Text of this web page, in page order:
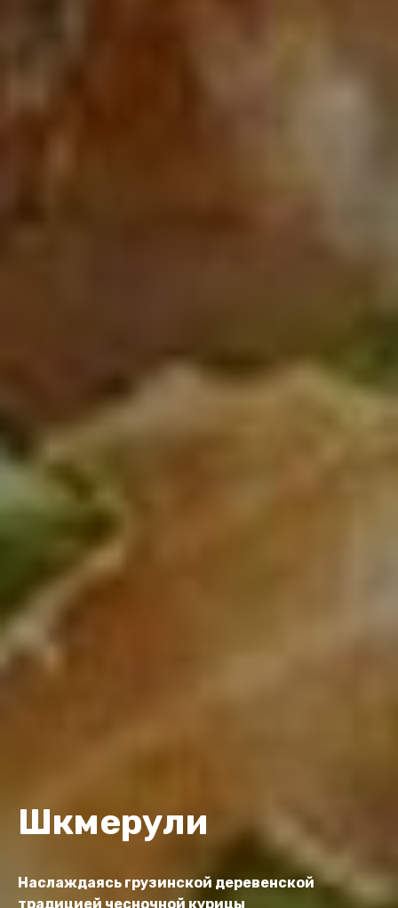
Шкмерули
Наслаждаясь грузинской деревенской
традицией чесночной курицы